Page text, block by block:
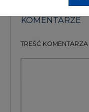
KOMENTARZE
TREŚĆ KOMENTARZA